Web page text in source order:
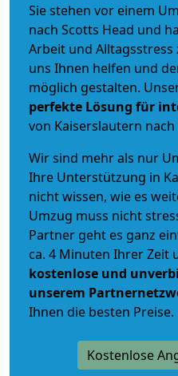
Sie stehen vor einem
nach Scotts Head und
Arbeit und Alltagsstress
uns Ihnen helfen und
möglich gestalten.
perfekte Lösung für
von Kaiserslautern nach
Wir sind mehr als nur
Ihre Unterstützung in
nicht wissen, wie es
Umzug muss nicht
Partner geht es ganz
ca. 4 Minuten Ihrer Zeit
kostenlose und
unserem
Ihnen die besten Preise.
Kostenlose